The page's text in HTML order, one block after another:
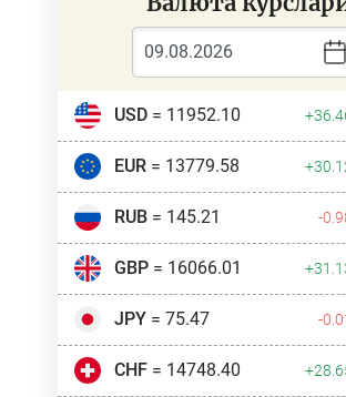
USD= 11952.10
EUR= 13779.58
RUB= 145.21 -
GBP= 16066.01
JPY= 75.47 -
CHF= 14748.40